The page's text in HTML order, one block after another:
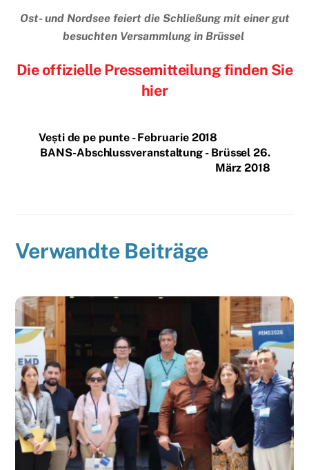
Ost- und Nordsee feiert die Schließung mit einer gut
besuchten Versammlung in Brüssel
Die offizielle Pressemitteilung finden Sie
hier
Vești de pe punte - Februarie 2018
BANS-Abschlussveranstaltung - Brüssel 26.
März 2018
Verwandte Beiträge